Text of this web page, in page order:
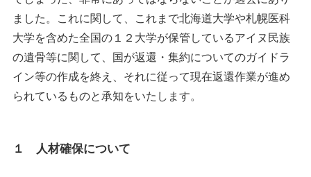
ました。これに関して、これまで北海道大学や札幌医科
大学を含めた全国の１２大学が保管しているアイヌ民族
の遺骨等に関して、国が返還・集約についてのガイドラ
イン等の作成を終え、それに従って現在返還作業が進め
られているものと承知をいたします。
１ 人材確保について